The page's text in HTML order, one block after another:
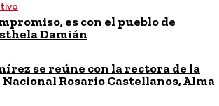
es con el pueblo de
Damián
se reúne con la rectora de la
Rosario Castellanos, Alma